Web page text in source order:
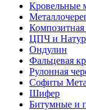
Кровельные
Композитная
ЦПЧ и
Ондулин
Фальцевая
Рулонная
Софиты
Шифер
Битумные и